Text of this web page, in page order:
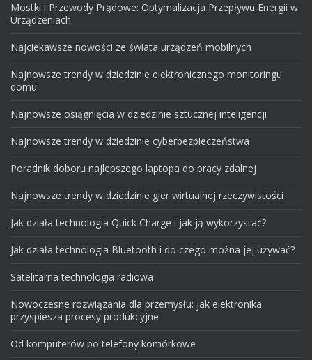
Mostki i Przewody Prądowe: Optymalizacja Przepływu Energii w
Urządzeniach
Najciekawsze nowości ze świata urządzeń mobilnych
Najnowsze trendy w dziedzinie elektronicznego monitoringu
domu
Najnowsze osiągnięcia w dziedzinie sztucznej inteligencji
Najnowsze trendy w dziedzinie cyberbezpieczeństwa
Poradnik doboru najlepszego laptopa do pracy zdalnej
Najnowsze trendy w dziedzinie gier wirtualnej rzeczywistości
Jak działa technologia Quick Charge i jak ją wykorzystać?
Jak działa technologia Bluetooth i do czego można jej używać?
Satelitarna technologia radiowa
Nowoczesne rozwiązania dla przemysłu: jak elektronika
przyspiesza procesy produkcyjne
Od komputerów po telefony komórkowe